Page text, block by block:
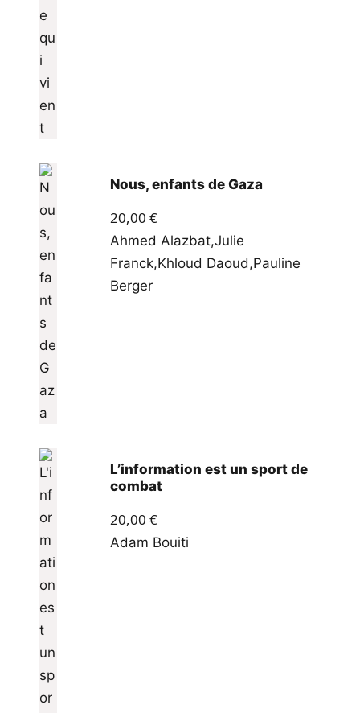
Nous, enfants de Gaza
20,00 €
Ahmed Alazbat,Julie
Franck,Khloud Daoud,Pauline
Berger
L’information est un sport de
combat
20,00 €
Adam Bouiti